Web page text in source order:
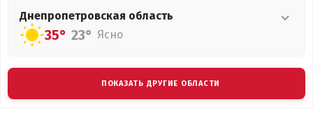
Днепропетровская область
35° 23° Ясно
ПОКАЗАТЬ ДРУГИЕ ОБЛАСТИ